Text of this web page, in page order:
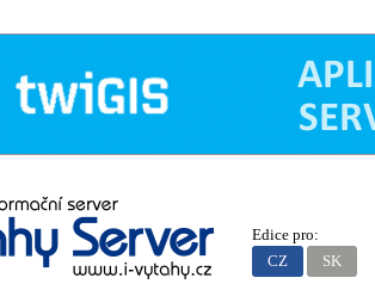
Edice pro:
CZ
SK